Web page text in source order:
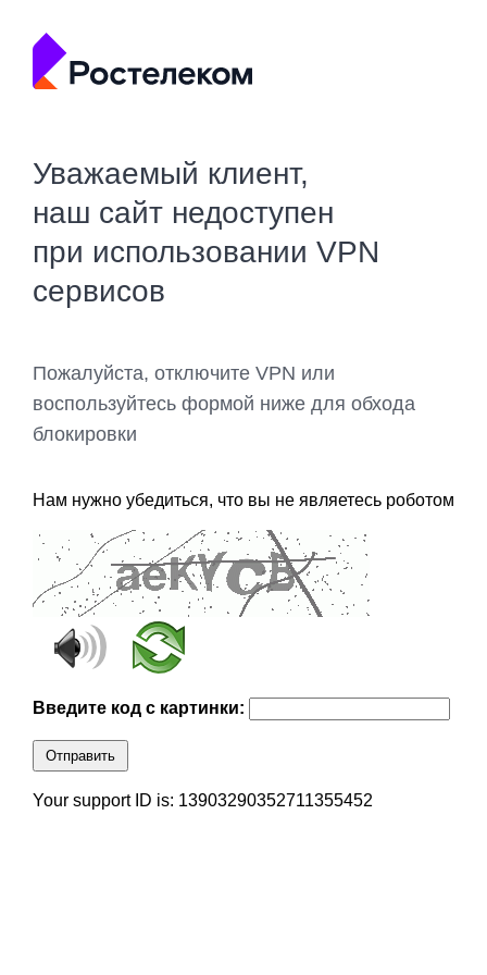
Уважаемый клиент,
наш сайт недоступен
при использовании VPN
сервисов
Пожалуйста, отключите VPN или
воспользуйтесь формой ниже для обхода
блокировки
Нам нужно убедиться, что вы не являетесь роботом
Введите код с картинки:
Отправить
Your support ID is: 13903290352711355452